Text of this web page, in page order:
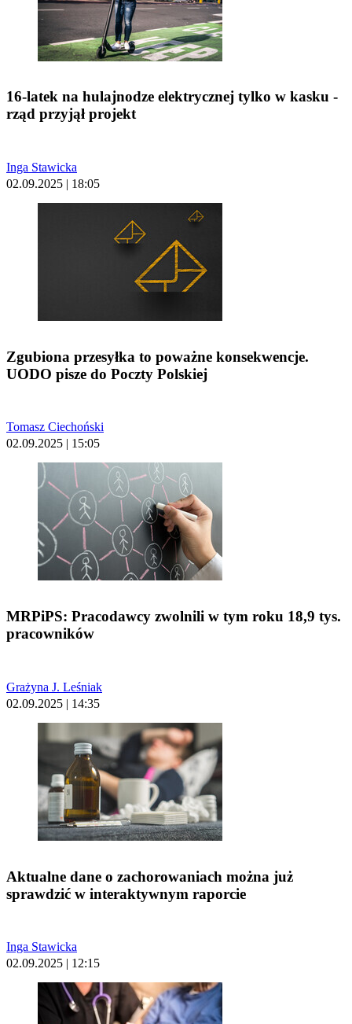
16-latek na hulajnodze elektrycznej tylko w kasku -
rząd przyjął projekt
Inga Stawicka
02.09.2025 | 18:05
Zgubiona przesyłka to poważne konsekwencje.
UODO pisze do Poczty Polskiej
Tomasz Ciechoński
02.09.2025 | 15:05
MRPiPS: Pracodawcy zwolnili w tym roku 18,9 tys.
pracowników
Grażyna J. Leśniak
02.09.2025 | 14:35
Aktualne dane o zachorowaniach można już
sprawdzić w interaktywnym raporcie
Inga Stawicka
02.09.2025 | 12:15